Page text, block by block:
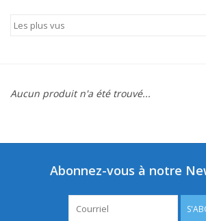
Accessoires
Aucun produit n'a été trouvé...
Abonnez-vous à notre